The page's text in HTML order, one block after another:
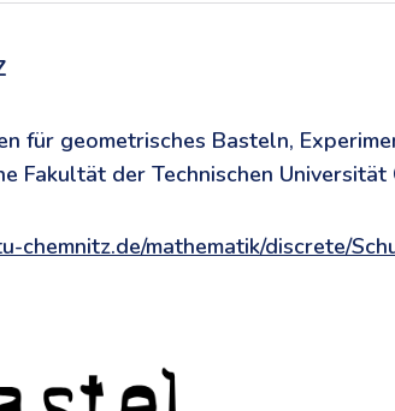
für geometrisches Basteln,
Fakultät der Technischen Universität
chemnitz.de/mathematik/discrete/